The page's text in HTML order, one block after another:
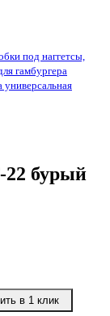
под наггетсы,
гамбургера
универсальная
бурый
в 1 клик